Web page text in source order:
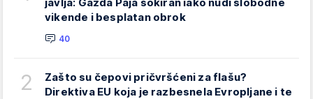
vikende i besplatan obrok
40
2
Zašto su čepovi pričvršćeni za flašu?
Direktiva EU koja je razbesnela Evropljane i te